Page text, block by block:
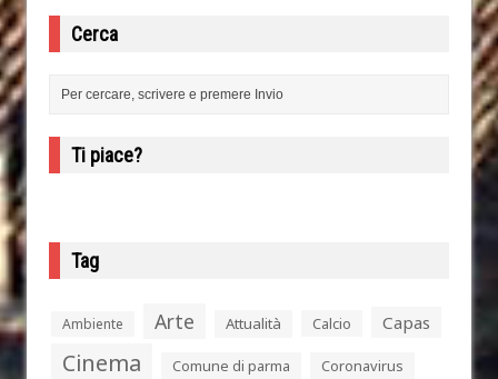
Cerca
Ti piace?
Tag
Ambiente Arte Attualità Calcio Capas
Cinema Comune di parma Coronavirus